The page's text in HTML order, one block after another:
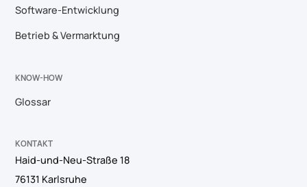
Software-Entwicklung
Betrieb & Vermarktung
KNOW-HOW
Glossar
KONTAKT
Haid-und-Neu-Straße 18
76131 Karlsruhe